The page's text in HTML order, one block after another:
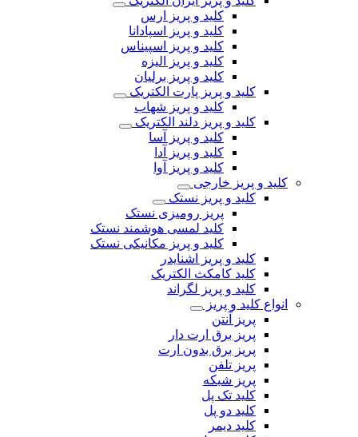
کلید و پریز ارس
کلید و پریز اسپادانا
کلید و پریز اسپیناس
کلید و پریز الیزه
کلید و پریز برلیان
کلید و پریز پارت الکتریک
کلید و پریز شهاب
کلید و پریز دلند الکتریک
کلید و پریز آسا
کلید و پریز آدا
کلید و پریز آوا
کلید و پریز خارجی
کلید و پریز نستک
پریز رومیزی نستک
کلید لمسی هوشمند نستک
کلید و پریز مکانیکی نستک
کلید و پریز اشنایدر
کلید کامکث الکتریک
کلید و پریز لگراند
انواع کلید و پریز
پریز آنتن
پریز برق ارت دار
پریز برق بدون ارت
پریز تلفن
پریز شبکه
کلید تک پل
کلید دو پل
کلید دیمر